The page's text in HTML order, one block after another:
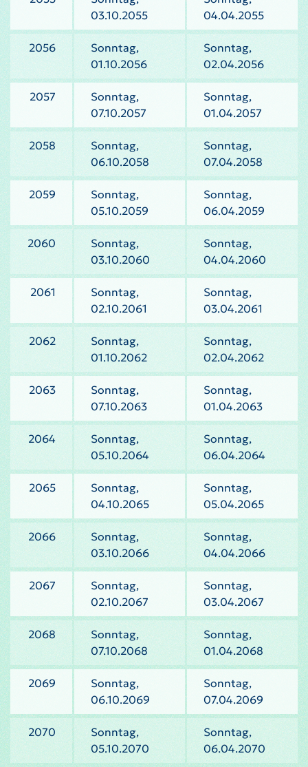
03.10.2055
04.04.2055
2056
Sonntag,
01.10.2056
Sonntag,
02.04.2056
2057
Sonntag,
07.10.2057
Sonntag,
01.04.2057
2058
Sonntag,
06.10.2058
Sonntag,
07.04.2058
2059
Sonntag,
05.10.2059
Sonntag,
06.04.2059
2060
Sonntag,
03.10.2060
Sonntag,
04.04.2060
2061
Sonntag,
02.10.2061
Sonntag,
03.04.2061
2062
Sonntag,
01.10.2062
Sonntag,
02.04.2062
2063
Sonntag,
07.10.2063
Sonntag,
01.04.2063
2064
Sonntag,
05.10.2064
Sonntag,
06.04.2064
2065
Sonntag,
04.10.2065
Sonntag,
05.04.2065
2066
Sonntag,
03.10.2066
Sonntag,
04.04.2066
2067
Sonntag,
02.10.2067
Sonntag,
03.04.2067
2068
Sonntag,
07.10.2068
Sonntag,
01.04.2068
2069
Sonntag,
06.10.2069
Sonntag,
07.04.2069
2070
Sonntag,
05.10.2070
Sonntag,
06.04.2070